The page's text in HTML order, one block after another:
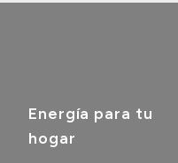
Reportes
Energía para tu
hogar